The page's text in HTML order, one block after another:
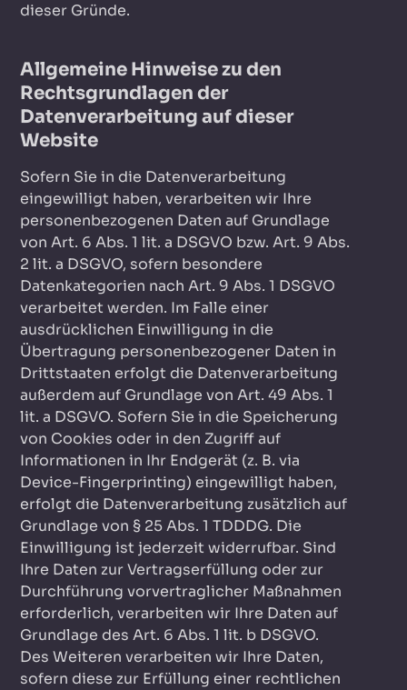
dieser Gründe.
Allgemeine Hinweise zu den
Rechtsgrundlagen der
Datenverarbeitung auf dieser
Website
Sofern Sie in die Datenverarbeitung
eingewilligt haben, verarbeiten wir Ihre
personenbezogenen Daten auf Grundlage
von Art. 6 Abs. 1 lit. a DSGVO bzw. Art. 9 Abs.
2 lit. a DSGVO, sofern besondere
Datenkategorien nach Art. 9 Abs. 1 DSGVO
verarbeitet werden. Im Falle einer
ausdrücklichen Einwilligung in die
Übertragung personenbezogener Daten in
Drittstaaten erfolgt die Datenverarbeitung
außerdem auf Grundlage von Art. 49 Abs. 1
lit. a DSGVO. Sofern Sie in die Speicherung
von Cookies oder in den Zugriff auf
Informationen in Ihr Endgerät (z. B. via
Device-Fingerprinting) eingewilligt haben,
erfolgt die Datenverarbeitung zusätzlich auf
Grundlage von § 25 Abs. 1 TDDDG. Die
Einwilligung ist jederzeit widerrufbar. Sind
Ihre Daten zur Vertragserfüllung oder zur
Durchführung vorvertraglicher Maßnahmen
erforderlich, verarbeiten wir Ihre Daten auf
Grundlage des Art. 6 Abs. 1 lit. b DSGVO.
Des Weiteren verarbeiten wir Ihre Daten,
sofern diese zur Erfüllung einer rechtlichen